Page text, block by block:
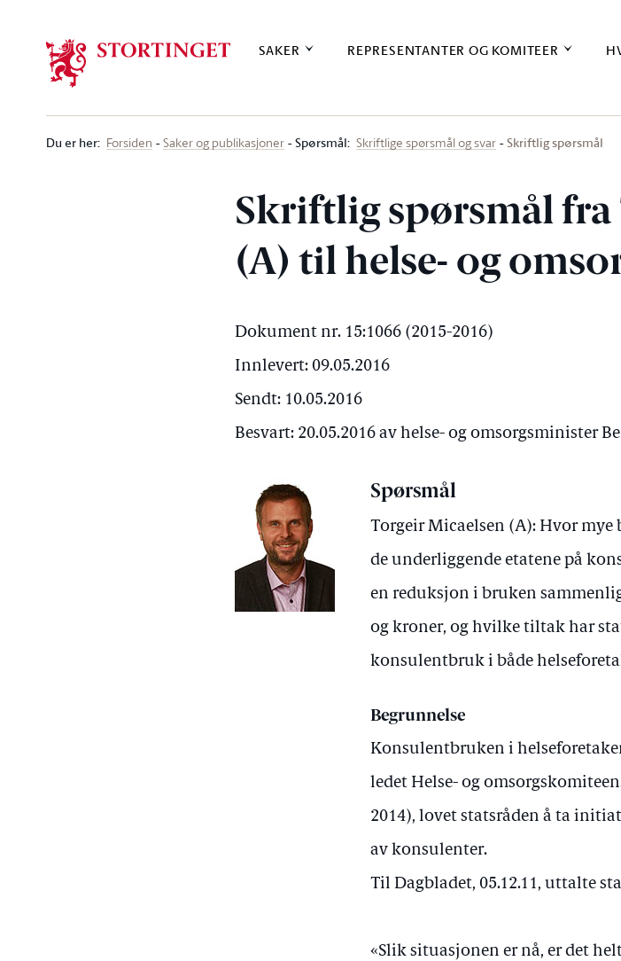
SAKER REPRESENTANTER OG KOMITEER
Du er her: Forsiden Saker og publikasjoner Spørsmål: Skriftlige spørsmål og svar Skriftlig spørsmål
Skriftlig spørsmål fra
(A) til helse- og
Dokument nr. 15:1066 (2015-2016)
Innlevert: 09.05.2016
Sendt: 10.05.2016
Besvart: 20.05.2016 av helse- og omsorgsminister
Spørsmål
Torgeir Micaelsen (A): Hvor mye
de underliggende etatene på
en reduksjon i bruken
og kroner, og hvilke tiltak har
konsulentbruk i både
Begrunnelse
Konsulentbruken i
ledet Helse- og
2014), lovet statsråden å ta
av konsulenter.
Til Dagbladet, 05.12.11, uttalte
«Slik situasjonen er nå, er det